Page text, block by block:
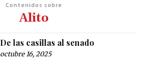
Contenidos sobre
Alito
De las casillas al senado
octubre 16, 2025